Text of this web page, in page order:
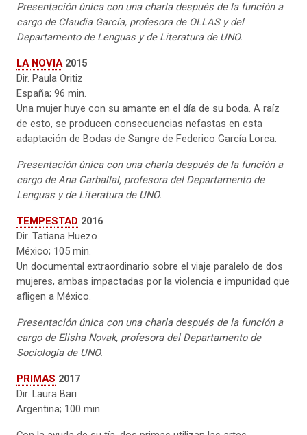
Presentación única con una charla después de la función a
cargo de Claudia García, profesora de OLLAS y del
Departamento de Lenguas y de Literatura de UNO.
LA NOVIA2015
Dir. Paula Oritiz
España; 96 min.
Una mujer huye con su amante en el día de su boda. A raíz
de esto, se producen consecuencias nefastas en esta
adaptación de Bodas de Sangre de Federico García Lorca.
Presentación única con una charla después de la función a
cargo de Ana Carballal, profesora del Departamento de
Lenguas y de Literatura de UNO.
TEMPESTAD 2016
Dir. Tatiana Huezo
México; 105 min.
Un documental extraordinario sobre el viaje paralelo de dos
mujeres, ambas impactadas por la violencia e impunidad que
afligen a México.
Presentación única con una charla después de la función a
cargo de Elisha Novak, profesora del Departamento de
Sociología de UNO.
PRIMAS 2017
Dir. Laura Bari
Argentina; 100 min